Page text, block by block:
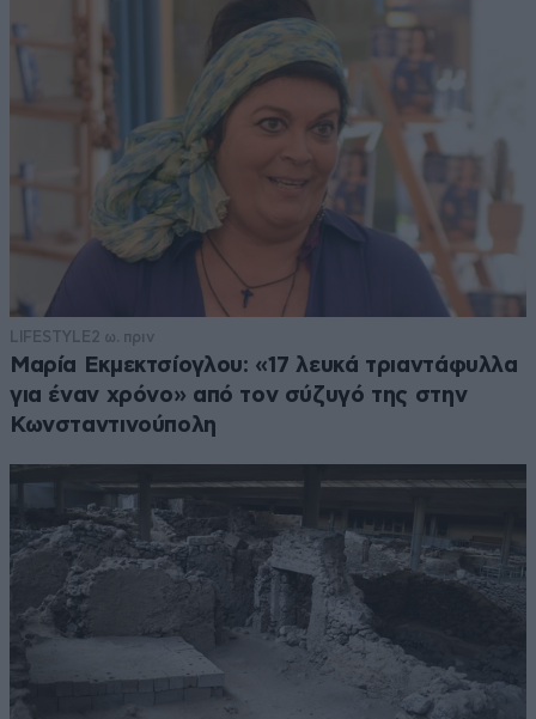
LIFESTYLE 2 ω. πριν
Μαρία Εκμεκτσίογλου: «17 λευκά τριαντάφυλλα
για έναν χρόνο» από τον σύζυγό της στην
Κωνσταντινούπολη